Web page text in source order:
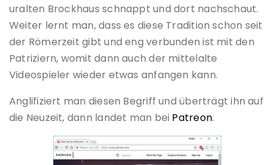
uralten Brockhaus schnappt und dort nachschaut.
Weiter lernt man, dass es diese Tradition schon seit
der Römerzeit gibt und eng verbunden ist mit den
Patriziern, womit dann auch der mittelalte
Videospieler wieder etwas anfangen kann.
Anglifiziert man diesen Begriff und überträgt ihn auf
die Neuzeit, dann landet man bei Patreon.